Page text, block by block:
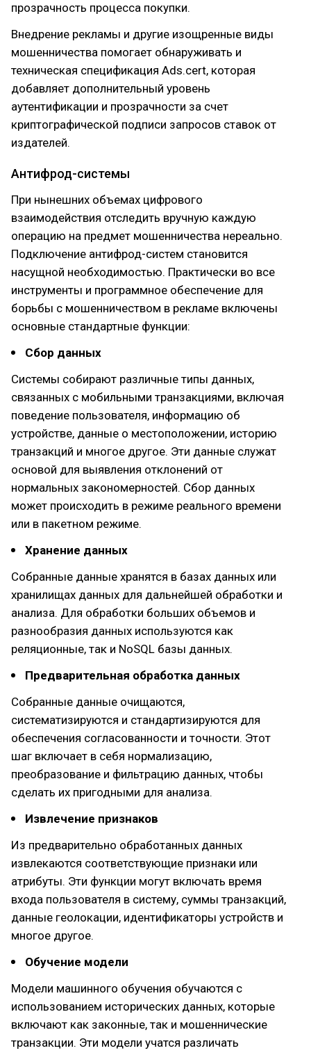
прозрачность процесса покупки.
Внедрение рекламы и другие изощренные виды
мошенничества помогает обнаруживать и
техническая спецификация Ads.cert, которая
добавляет дополнительный уровень
аутентификации и прозрачности за счет
криптографической подписи запросов ставок от
издателей.
Антифрод-системы
При нынешних объемах цифрового
взаимодействия отследить вручную каждую
операцию на предмет мошенничества нереально.
Подключение антифрод-систем становится
насущной необходимостью. Практически во все
инструменты и программное обеспечение для
борьбы с мошенничеством в рекламе включены
основные стандартные функции:
Сбор данных
Системы собирают различные типы данных,
связанных с мобильными транзакциями, включая
поведение пользователя, информацию об
устройстве, данные о местоположении, историю
транзакций и многое другое. Эти данные служат
основой для выявления отклонений от
нормальных закономерностей. Сбор данных
может происходить в режиме реального времени
или в пакетном режиме.
Хранение данных
Собранные данные хранятся в базах данных или
хранилищах данных для дальнейшей обработки и
анализа. Для обработки больших объемов и
разнообразия данных используются как
реляционные, так и NoSQL базы данных.
Предварительная обработка данных
Собранные данные очищаются,
систематизируются и стандартизируются для
обеспечения согласованности и точности. Этот
шаг включает в себя нормализацию,
преобразование и фильтрацию данных, чтобы
сделать их пригодными для анализа.
Извлечение признаков
Из предварительно обработанных данных
извлекаются соответствующие признаки или
атрибуты. Эти функции могут включать время
входа пользователя в систему, суммы транзакций,
данные геолокации, идентификаторы устройств и
многое другое.
Обучение модели
Модели машинного обучения обучаются с
использованием исторических данных, которые
включают как законные, так и мошеннические
транзакции. Эти модели учатся различать